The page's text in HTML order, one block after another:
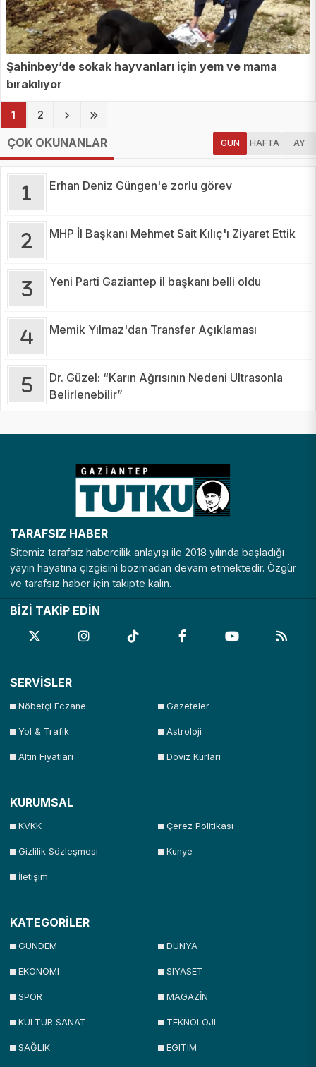
Şahinbey’de sokak hayvanları için yem ve mama
bırakılıyor
1 (current)
2
ÇOK OKUNANLAR GÜN HAFTA AY
Erhan Deniz Güngen'e zorlu görev
MHP İl Başkanı Mehmet Sait Kılıç'ı Ziyaret Ettik
Yeni Parti Gaziantep il başkanı belli oldu
Memik Yılmaz'dan Transfer Açıklaması
Dr. Güzel: “Karın Ağrısının Nedeni Ultrasonla
Belirlenebilir”
TARAFSIZ HABER
Sitemiz tarafsız habercilik anlayışı ile 2018 yılında başladığı
yayın hayatına çizgisini bozmadan devam etmektedir. Özgür
ve tarafsız haber için takipte kalın.
BİZİ TAKİP EDİN
SERVİSLER
Nöbetçi Eczane Gazeteler
Yol & Trafik Astroloji
Altın Fiyatları Döviz Kurları
KURUMSAL
KVKK Çerez Politikası
Gizlilik Sözleşmesi Künye
İletişim
KATEGORİLER
GUNDEM DÜNYA
EKONOMI SIYASET
SPOR MAGAZİN
KULTUR SANAT TEKNOLOJI
SAĞLIK EGITIM